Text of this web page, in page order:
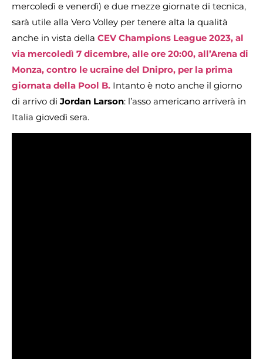
mercoledì e venerdì) e due mezze giornate di tecnica,
sarà utile alla Vero Volley per tenere alta la qualità
anche in vista della CEV Champions League 2023, al
via mercoledì 7 dicembre, alle ore 20:00, all’Arena di
Monza, contro le ucraine del Dnipro, per la prima
giornata della Pool B. Intanto è noto anche il giorno
di arrivo di Jordan Larson: l’asso americano arriverà in
Italia giovedì sera.